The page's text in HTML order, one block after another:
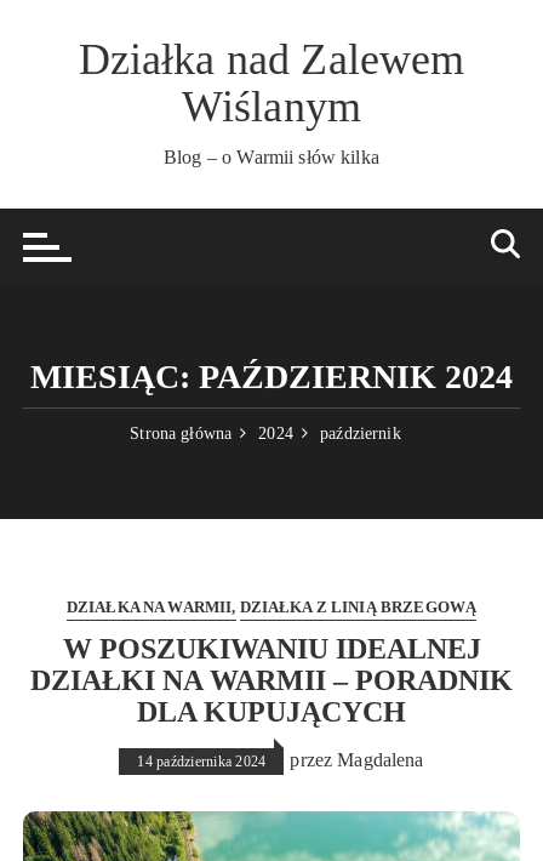
Działka nad Zalewem
Wiślanym
Blog – o Warmii słów kilka
MIESIĄC: PAŹDZIERNIK 2024
Strona główna 2024 październik
DZIAŁKA NA WARMII DZIAŁKA Z LINIĄ BRZEGOWĄ
W POSZUKIWANIU IDEALNEJ
DZIAŁKI NA WARMII – PORADNIK
DLA KUPUJĄCYCH
14 października 2024 przezMagdalena